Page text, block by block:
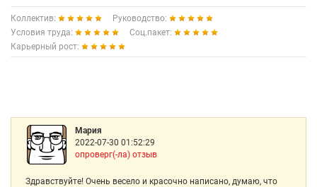
Коллектив:
Руководство:
Условия труда:
Соц.пакет:
Карьерный рост:
Мария
2022-07-30 01:52:29
опроверг(-ла) отзыв
Здравствуйте! Очень весело и красочно написано, думаю, что